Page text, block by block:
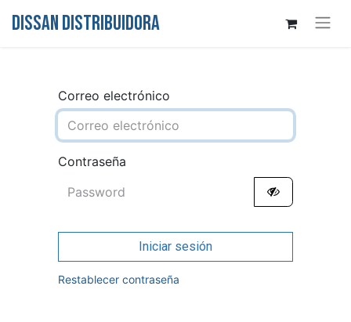
DISSAN DISTRIBUIDORA
Correo electrónico
Contraseña
Iniciar sesión
Restablecer contraseña